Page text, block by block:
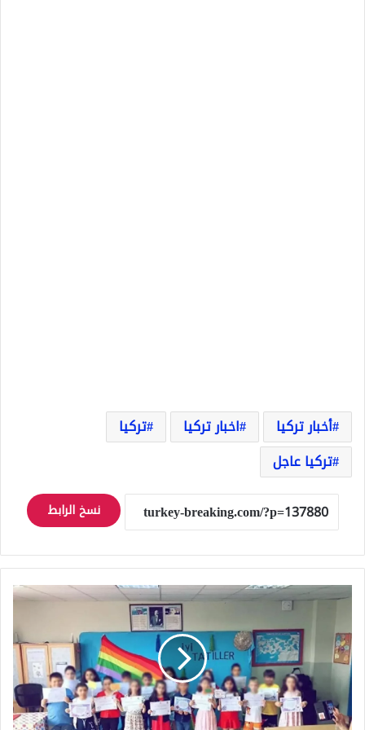
أخبار تركيا اخبار تركيا
تركيا
تركيا عاجل
نسخ الرابط
من
صورة
أتاتورك
وعلم
المثليين..
صورة
تشعل